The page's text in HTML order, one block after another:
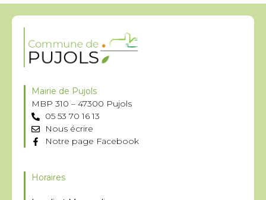
Mairie de Pujols
MBP 310 – 47300 Pujols
05 53 70 16 13
Nous écrire
Notre page Facebook
Horaires